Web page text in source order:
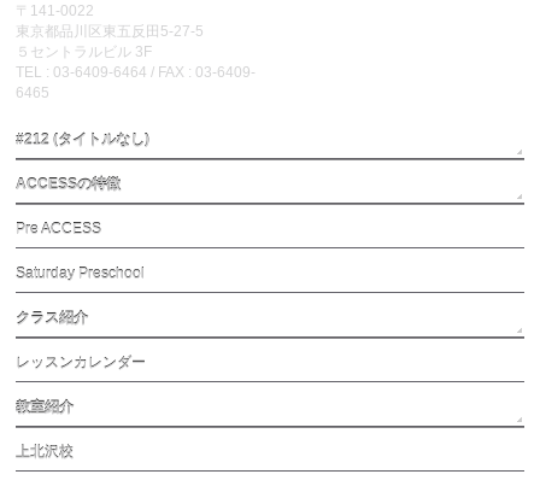
〒141-0022
東京都品川区東五反田5-27-5
５セントラルビル 3F
TEL : 03-6409-6464 / FAX : 03-6409-
6465
#212 (タイトルなし)
ACCESSの特徴
Pre ACCESS
Saturday Preschool
クラス紹介
レッスンカレンダー
教室紹介
上北沢校